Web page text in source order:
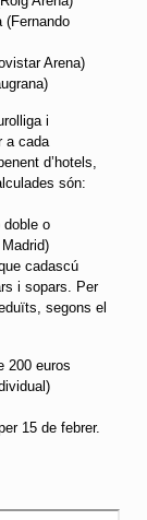
(Fernando
Arena)
i
a cada
d’hotels,
són:
doble o
cadascú
i sopars. Per
segons el
200 euros
15 de febrer.